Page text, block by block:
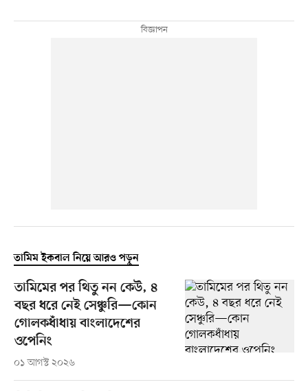
তামিম ইকবাল নিয়ে আরও পড়ুন
তামিমের পর থিতু নন কেউ, ৪
বছর ধরে নেই সেঞ্চুরি—কোন
গোলকধাঁধায় বাংলাদেশের
ওপেনিং
০১ আগস্ট ২০২৬